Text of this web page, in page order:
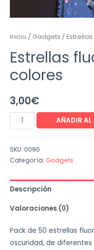
Inicio / Gadgets /
Estrellas
colores
3,00€
AÑADIR
SKU: 0090
Categoría: Gadgets
Descripción
Valoraciones (0)
Pack de 50 estrellas
oscuridad, de